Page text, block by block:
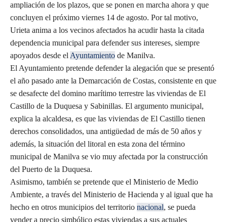
ampliación de los plazos, que se ponen en marcha ahora y que
concluyen el próximo viernes 14 de agosto. Por tal motivo,
Urieta anima a los vecinos afectados ha acudir hasta la citada
dependencia municipal para defender sus intereses, siempre
apoyados desde elAyuntamiento de Manilva.
El Ayuntamiento pretende defender la alegación que se presentó
el año pasado ante la Demarcación de Costas, consistente en que
se desafecte del domino marítimo terrestre las viviendas de El
Castillo de la Duquesa y Sabinillas. El argumento municipal,
explica la alcaldesa, es que las viviendas de El Castillo tienen
derechos consolidados, una antigüedad de más de 50 años y
además, la situación del litoral en esta zona del término
municipal de Manilva se vio muy afectada por la construcción
del Puerto de la Duquesa.
Asimismo, también se pretende que el Ministerio de Medio
Ambiente, a través del Ministerio de Hacienda y al igual que ha
hecho en otros municipios del territorio nacional, se pueda
vender a precio simbólico estas viviendas a sus actuales